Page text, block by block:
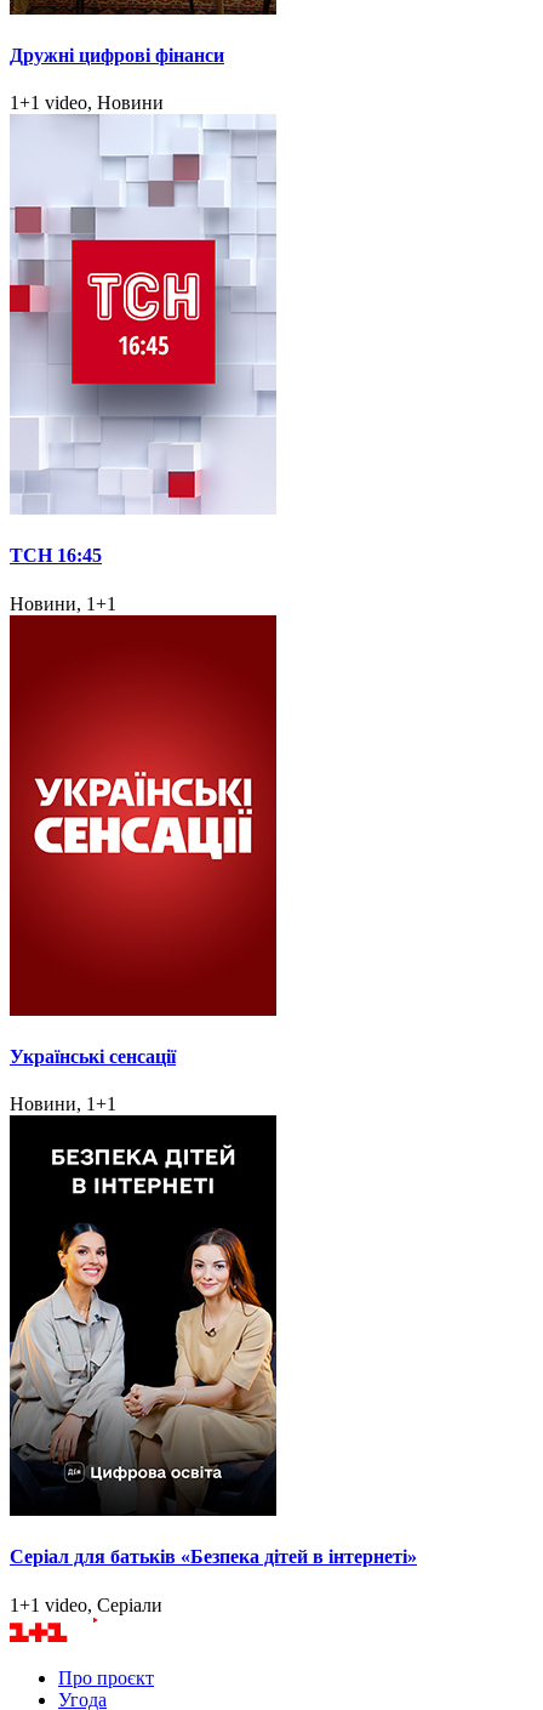
Дружні цифрові фінанси
1+1 video, Новини
ТСН 16:45
Новини, 1+1
Українські сенсації
Новини, 1+1
Серіал для батьків «Безпека дітей в інтернеті»
1+1 video, Серіали
Про проєкт
Угода